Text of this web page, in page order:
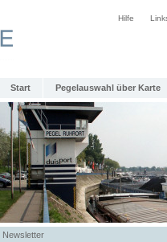
Hilfe
Start Pegelauswahl über Karte
Newsletter